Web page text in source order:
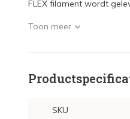
FLEX filament wordt
Toon meer
SKU